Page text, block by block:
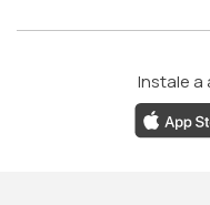
Instale a